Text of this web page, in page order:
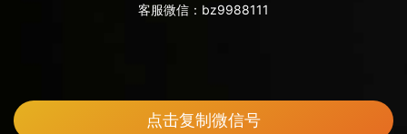
客服微信： bz9988111
点击复制微信号